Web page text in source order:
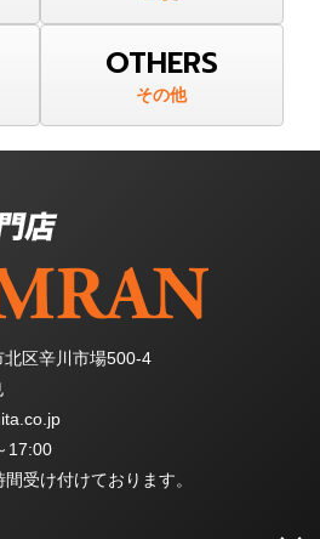
OTHERS
その他
区辛川市場500-4
17:00
受け付けております。